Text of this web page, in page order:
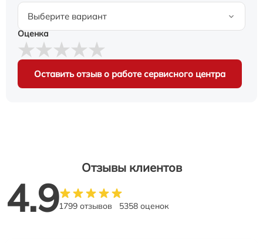
Оценка
Оставить отзыв о работе сервисного центра
Отзывы клиентов
4.91799 отзывов 5358 оценок